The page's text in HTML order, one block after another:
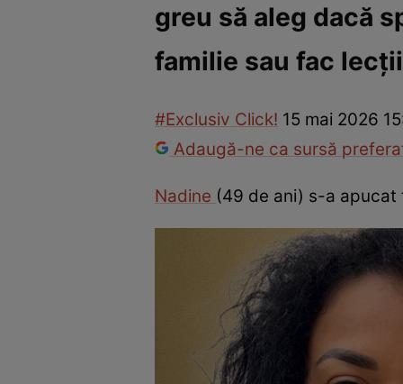
Vedete internaționaleVedete româneștiInterviurile
greu să aleg dacă
familie sau fac
#Exclusiv Click! 15 mai 2026
Adaugă-ne ca sursă
Nadine (49 de ani) s-a apucat